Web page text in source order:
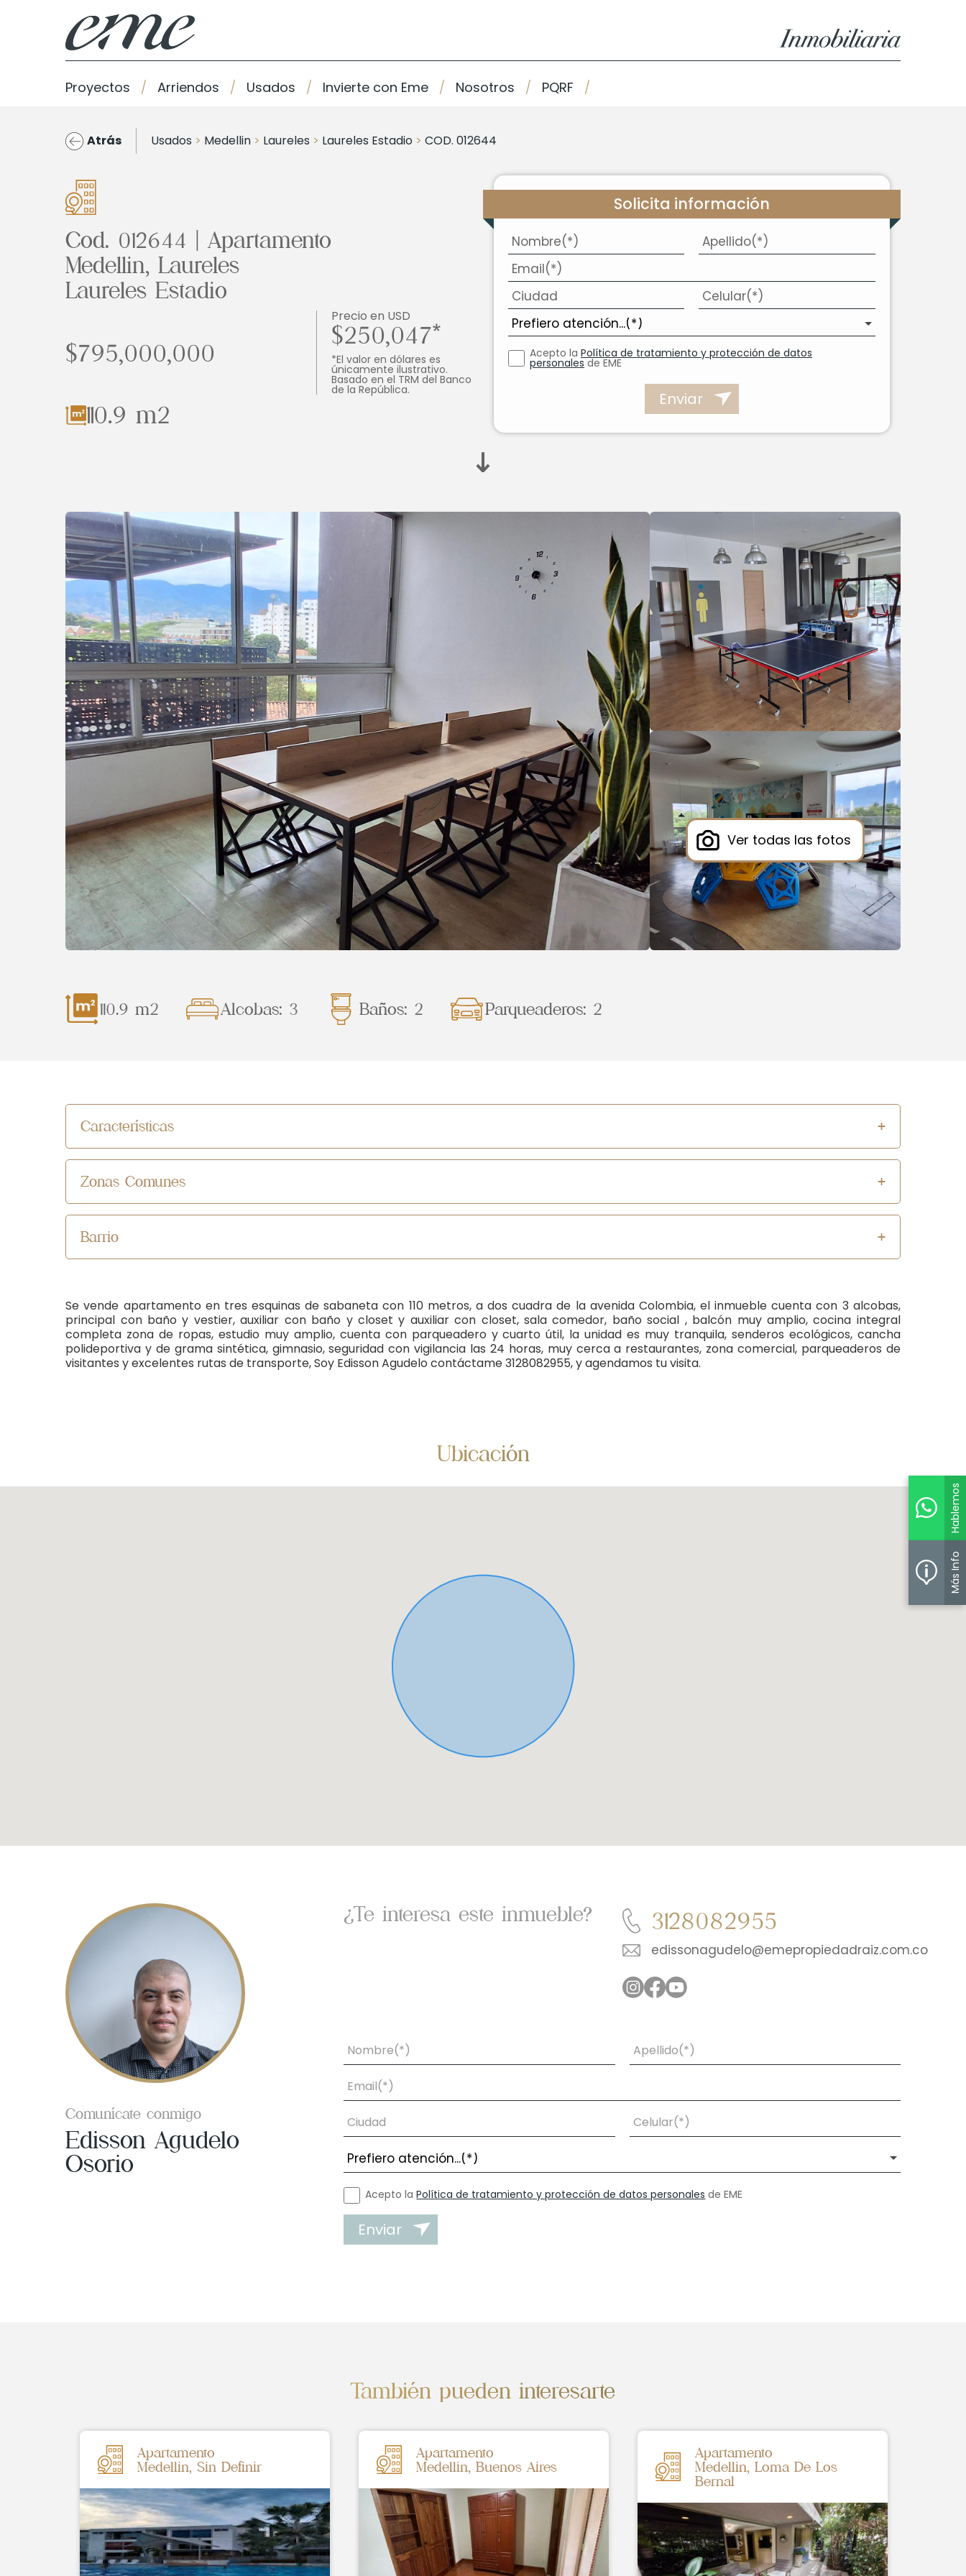
Proyectos Arriendos Usados Invierte con Eme Nosotros PQRF
Atrás Usados > Medellin > Laureles > Laureles Estadio > COD. 012644
Cod. 012644 | Apartamento
Medellin, Laureles
Laureles Estadio
$795,000,000
Precio en USD
$250,047*
*El valor en dólares es
únicamente ilustrativo.
Basado en el TRM del Banco
de la República.
110.9 m2
Solicita información
Acepto la Política de tratamiento y protección de datos
personalesde EME
Enviar
Ver todas las fotos
110.9 m2 Alcobas: 3 Baños: 2 Parqueaderos: 2
Características
Zonas Comunes
Barrio
Se vende apartamento en tres esquinas de sabaneta con 110 metros, a dos cuadra de la avenida Colombia, el inmueble cuenta con 3 alcobas,
principal con baño y vestier, auxiliar con baño y closet y auxiliar con closet, sala comedor, baño social , balcón muy amplio, cocina integral
completa zona de ropas, estudio muy amplio, cuenta con parqueadero y cuarto útil, la unidad es muy tranquila, senderos ecológicos, cancha
polideportiva y de grama sintética, gimnasio, seguridad con vigilancia las 24 horas, muy cerca a restaurantes, zona comercial, parqueaderos de
visitantes y excelentes rutas de transporte, Soy Edisson Agudelo contáctame 3128082955, y agendamos tu visita.
Ubicación
Comunícate conmigo
Edisson Agudelo
Osorio
¿Te interesa este inmueble? 3128082955
edissonagudelo@emepropiedadraiz.com.co
Acepto laPolítica de tratamiento y protección de datos personales de EME
Enviar
Hablemos
Más Info
También pueden interesarte
Apartamento
Medellin, Sin Definir
Apartamento
Medellin, Buenos Aires
Apartamento
Medellin, Loma De Los
Bernal